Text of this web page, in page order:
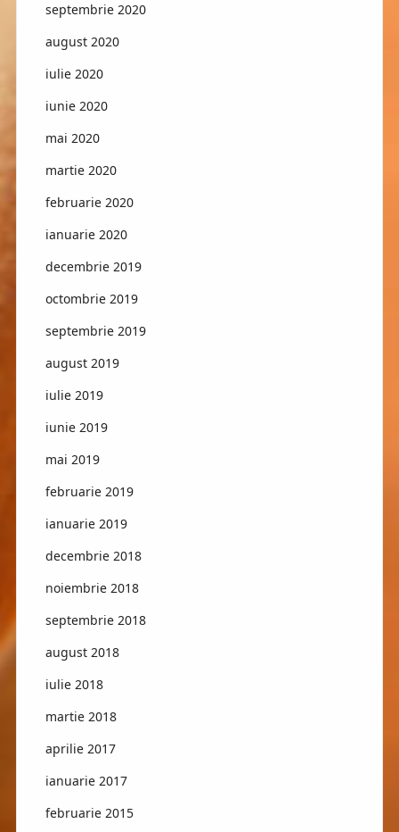
septembrie 2020
august 2020
iulie 2020
iunie 2020
mai 2020
martie 2020
februarie 2020
ianuarie 2020
decembrie 2019
octombrie 2019
septembrie 2019
august 2019
iulie 2019
iunie 2019
mai 2019
februarie 2019
ianuarie 2019
decembrie 2018
noiembrie 2018
septembrie 2018
august 2018
iulie 2018
martie 2018
aprilie 2017
ianuarie 2017
februarie 2015